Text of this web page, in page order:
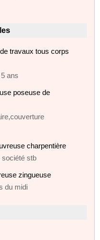
travaux tous corps
ans
poseuse de
charpentière
société stb
zingueuse
du midi